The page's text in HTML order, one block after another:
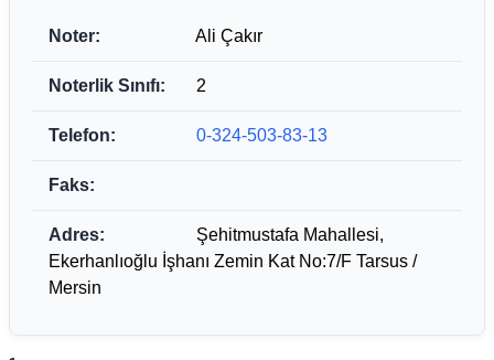
Noter: Ali Çakır
Noterlik Sınıfı: 2
Telefon: 0-324-503-83-13
Faks:
Adres:
Şehitmustafa Mahallesi,
Ekerhanlıoğlu İşhanı Zemin Kat No:7/F Tarsus /
Mersin